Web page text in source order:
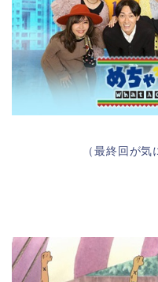
（最終回が